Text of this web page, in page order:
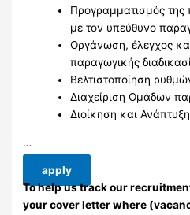
Προγραμματισμός
με τον υπεύθυνο
Οργάνωση, έλεγχος
παραγωγικής
Βελτιστοποίηση
Διαχείριση Ομάδων
Διοίκηση και
…
apply
To help us track our
your cover letter where